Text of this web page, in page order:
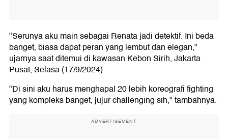
"Serunya aku main sebagai Renata jadi detektif. Ini beda
banget, biasa dapat peran yang lembut dan elegan,"
ujarnya saat ditemui di kawasan Kebon Sirih, Jakarta
Pusat, Selasa (17/9/2024)
"Di sini aku harus menghapal 20 lebih koreografi fighting
yang kompleks banget, jujur challenging sih," tambahnya.
ADVERTISEMENT